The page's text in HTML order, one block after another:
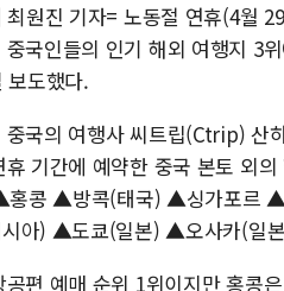
원진 기자= 노동절 연휴(4월
국인들의 인기 해외 여행지 3
보도했다.
중국의 여행사 씨트립(Ctrip)
기간에 예약한 중국 본토 외
홍콩 ▲방콕(태국) ▲싱가포르
아) ▲도쿄(일본) ▲오사카(일
편 예매 순위 1위이지만 홍콩